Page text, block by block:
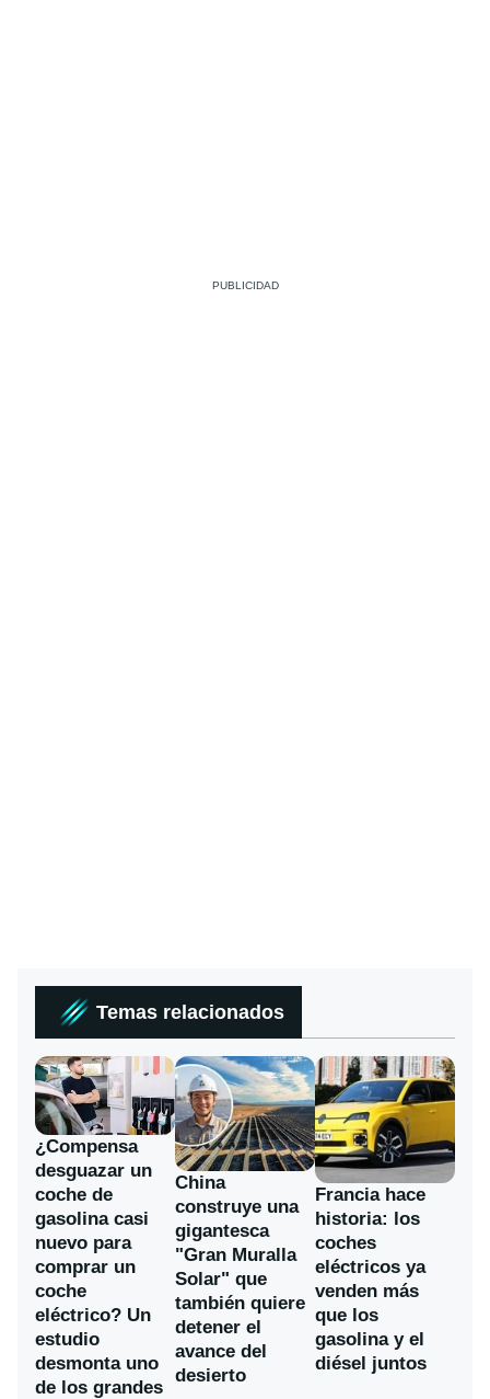
Temas relacionados
¿Compensa
desguazar un
coche de
gasolina casi
nuevo para
comprar un
coche
eléctrico? Un
estudio
desmonta uno
de los grandes
China
construye una
gigantesca
"Gran Muralla
Solar" que
también quiere
detener el
avance del
desierto
Francia hace
historia: los
coches
eléctricos ya
venden más
que los
gasolina y el
diésel juntos